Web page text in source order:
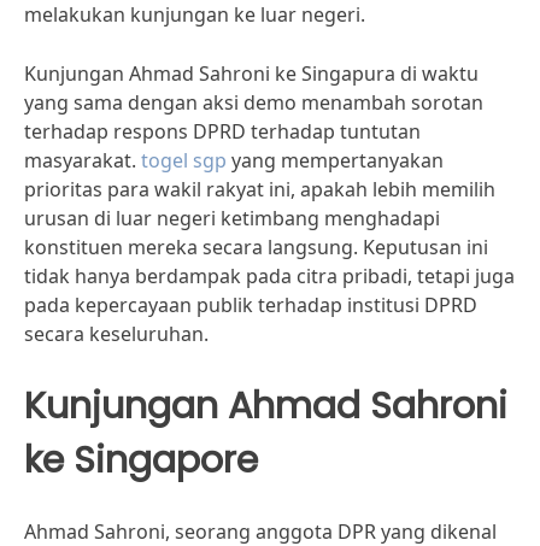
melakukan kunjungan ke luar negeri.
Kunjungan Ahmad Sahroni ke Singapura di waktu
yang sama dengan aksi demo menambah sorotan
terhadap respons DPRD terhadap tuntutan
masyarakat. togel sgp yang mempertanyakan
prioritas para wakil rakyat ini, apakah lebih memilih
urusan di luar negeri ketimbang menghadapi
konstituen mereka secara langsung. Keputusan ini
tidak hanya berdampak pada citra pribadi, tetapi juga
pada kepercayaan publik terhadap institusi DPRD
secara keseluruhan.
Kunjungan Ahmad Sahroni
ke Singapore
Ahmad Sahroni, seorang anggota DPR yang dikenal